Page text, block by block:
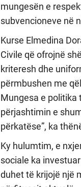
mungesën e
subvencioneve në
Kurse Elmedina
Civile që ofrojnë
kriteresh dhe
përmbushen me
Mungesa e politika
përjashtimin e
përkatëse”, ka
Ky hulumtim, e
sociale ka
duhet të krijojë një